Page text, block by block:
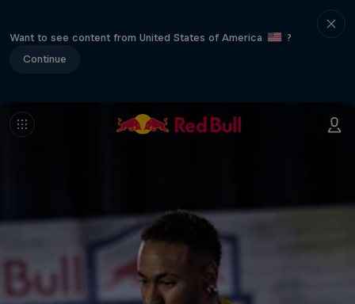
Want to see content from United States of America
?
Continue